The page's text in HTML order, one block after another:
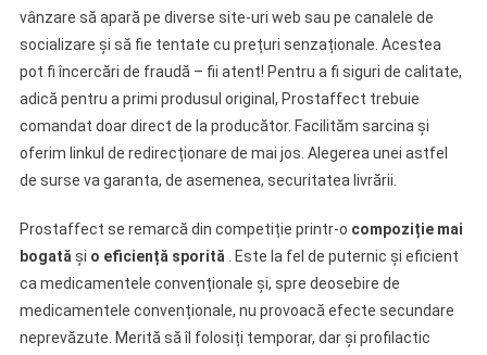
vânzare să apară pe diverse site-uri web sau pe canalele de
socializare și să fie tentate cu prețuri senzaționale. Acestea
pot fi încercări de fraudă – fii atent! Pentru a fi siguri de calitate,
adică pentru a primi produsul original, Prostaffect trebuie
comandat doar direct de la producător. Facilităm sarcina și
oferim linkul de redirecționare de mai jos. Alegerea unei astfel
de surse va garanta, de asemenea, securitatea livrării.
Prostaffect se remarcă din competiție printr-o compoziție mai
bogată și o eficiență sporită . Este la fel de puternic și eficient
ca medicamentele convenționale și, spre deosebire de
medicamentele convenționale, nu provoacă efecte secundare
neprevăzute. Merită să îl folosiți temporar, dar și profilactic